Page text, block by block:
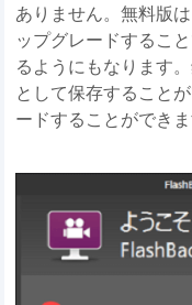
ありません。無料版
ップグレードするこ
るようにもなります
として保存すること
ードすることができま